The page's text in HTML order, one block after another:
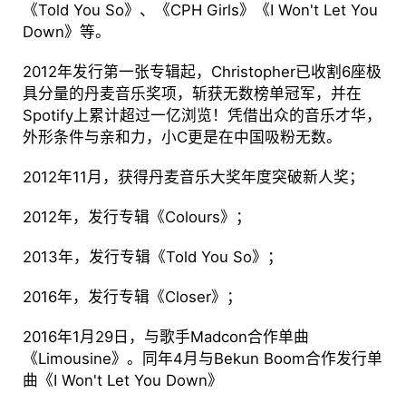
《Told You So》、《CPH Girls》《I Won't Let You
Down》等。
2012年发行第一张专辑起，Christopher已收割6座极
具分量的丹麦音乐奖项，斩获无数榜单冠军，并在
Spotify上累计超过一亿浏览！凭借出众的音乐才华，
外形条件与亲和力，小C更是在中国吸粉无数。
2012年11月，获得丹麦音乐大奖年度突破新人奖；
2012年，发行专辑《Colours》；
2013年，发行专辑《Told You So》；
2016年，发行专辑《Closer》；
2016年1月29日，与歌手Madcon合作单曲
《Limousine》。同年4月与Bekun Boom合作发行单
曲《I Won't Let You Down》